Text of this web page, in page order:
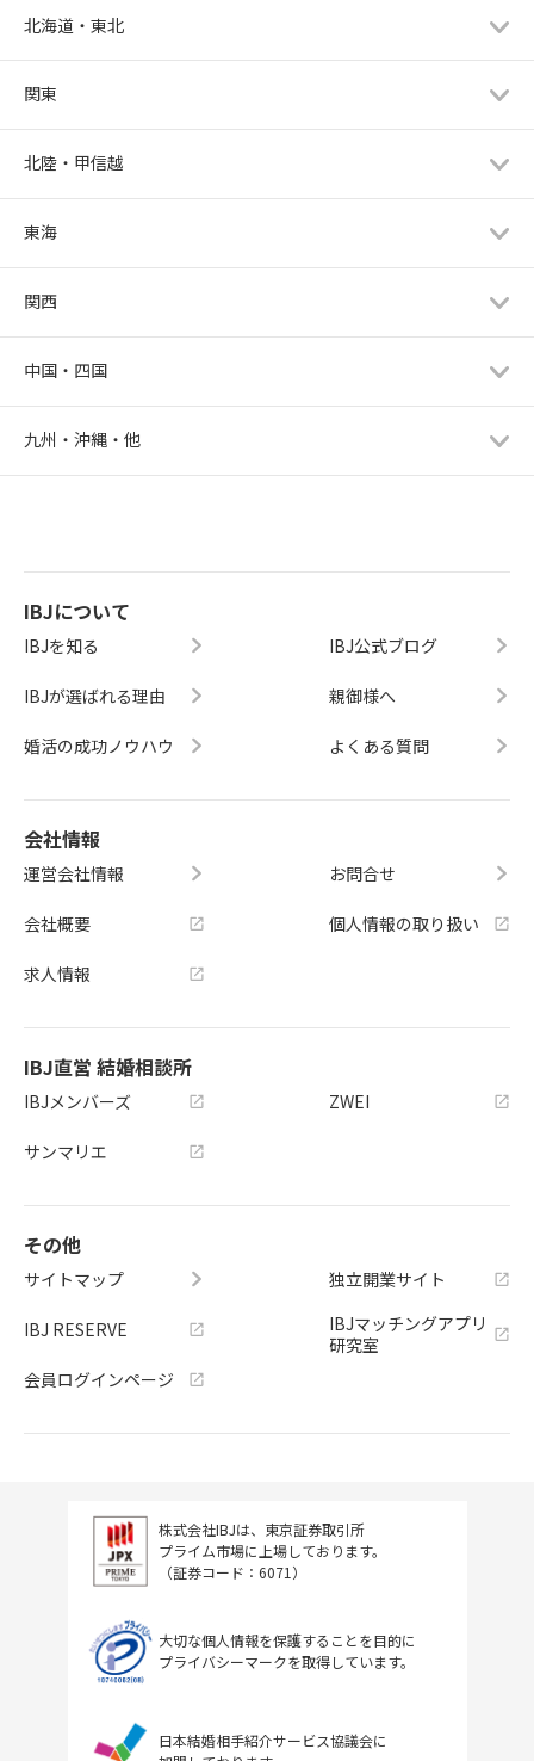
北海道・東北
関東
北陸・甲信越
東海
関西
中国・四国
九州・沖縄・他
IBJについて
IBJを知る
IBJが選ばれる理由
婚活の成功ノウハウ
IBJ公式ブログ
親御様へ
よくある質問
会社情報
運営会社情報
会社概要
求人情報
お問合せ
個人情報の取り扱い
IBJ直営 結婚相談所
IBJメンバーズ
サンマリエ
ZWEI
その他
サイトマップ
IBJ RESERVE
会員ログインページ
独立開業サイト
IBJマッチングアプリ
研究室
株式会社IBJは、東京証券取引所
プライム市場に上場しております。
（証券コード：6071）
大切な個人情報を保護することを目的に
プライバシーマークを取得しています。
日本結婚相手紹介サービス協議会に